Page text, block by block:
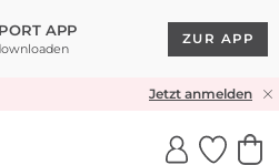
APP
ZUR APP
& RÜCKVERSANDJetzt anmelden